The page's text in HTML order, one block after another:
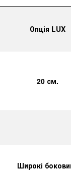
Опція LUX
20 см.
Широкі